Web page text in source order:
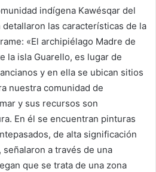
indígena Kawésqar del
las características de la
«El archipiélago Madre de
la isla Guarello, es lugar de
y en ella se ubican sitios
nuestra comunidad de
y sus recursos son
En él se encuentran pinturas
de alta significación
a través de una
que se trata de una zona